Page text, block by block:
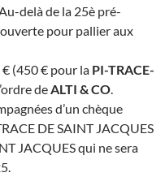
delà de la 25è pré-
pour pallier aux
(450 € pour la PI-TRACE-
de ALTI & CO
d’un chèque
DE SAINT JACQUES
JACQUES qui ne sera